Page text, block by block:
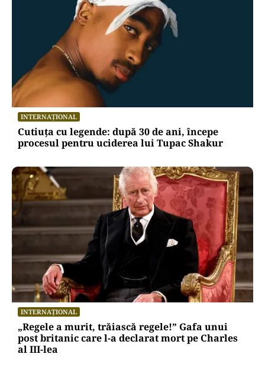
INTERNAȚIONAL
Cutiuța cu legende: după 30 de ani, începe
procesul pentru uciderea lui Tupac Shakur
INTERNAȚIONAL
„Regele a murit, trăiască regele!” Gafa unui
post britanic care l-a declarat mort pe Charles
al III-lea